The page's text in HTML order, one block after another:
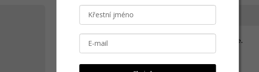
Lenka
Moc, krásný šperk. Ještě krásnější než na fotce.
Přidáno: 10.02.2025